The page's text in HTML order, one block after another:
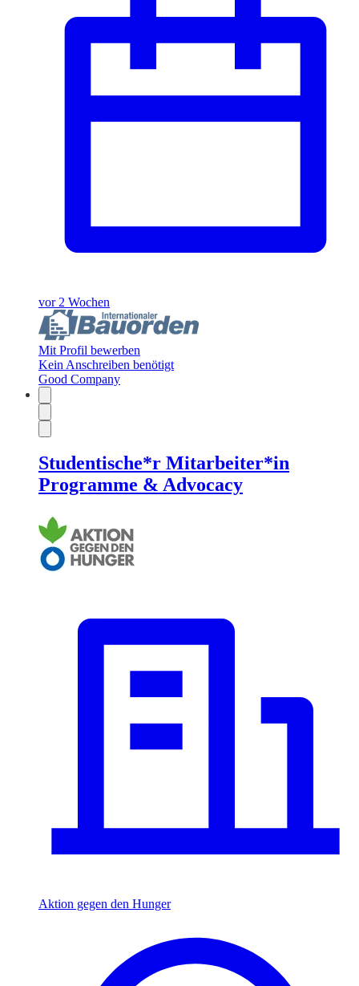
vor 2 Wochen
Mit Profil bewerben
Kein Anschreiben benötigt
Good Company
Studentische*r Mitarbeiter*in
Programme & Advocacy
Aktion gegen den Hunger